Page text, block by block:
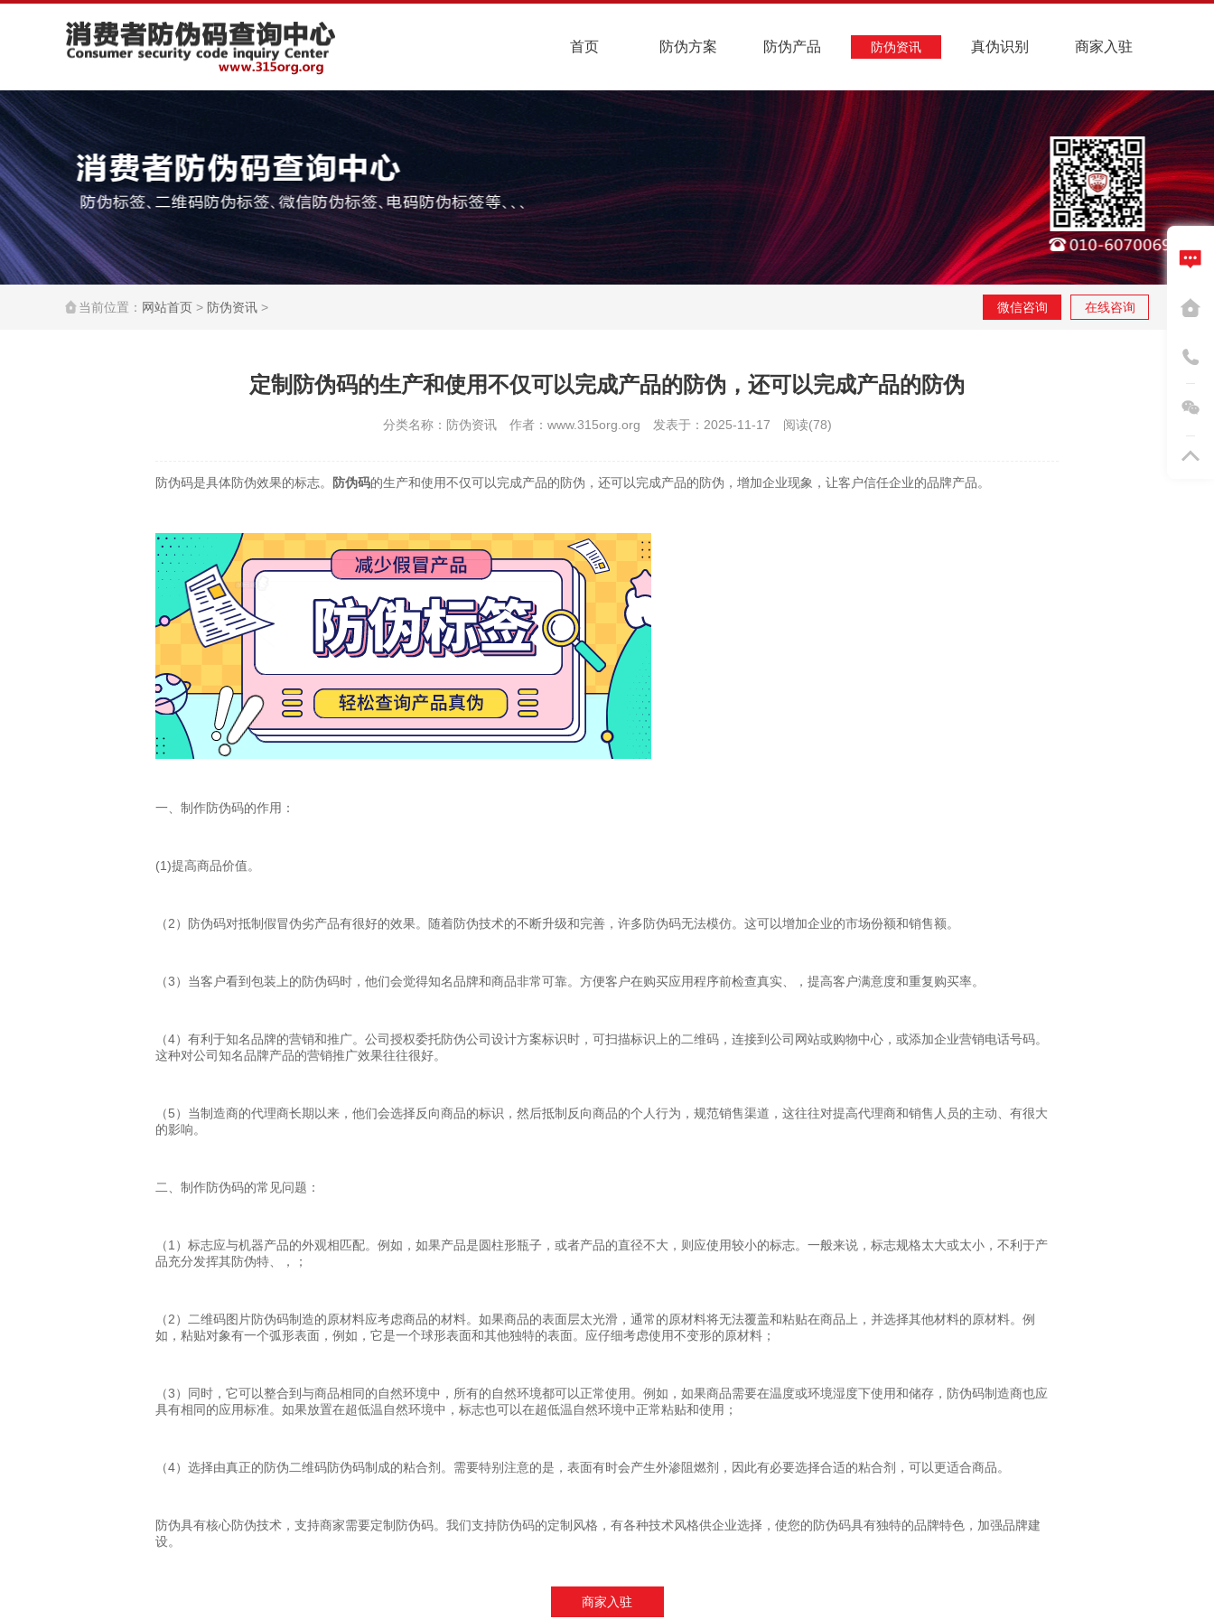
首页 防伪方案 防伪产品 防伪资讯 真伪识别 商家入驻
当前位置： 网站首页 > 防伪资讯 > 微信咨询 在线咨询
定制防伪码的生产和使用不仅可以完成产品的防伪，还可以完成产品的防伪
分类名称：防伪资讯 作者：www.315org.org 发表于：2025-11-17 阅读(78)
防伪码是具体防伪效果的标志。 防伪码的生产和使用不仅可以完成产品的防伪，还可以完成产品的防伪，增加企业现象，让客户信任企业的品牌产品。
一、制作防伪码的作用：
(1)提高商品价值。
（2）防伪码对抵制假冒伪劣产品有很好的效果。随着防伪技术的不断升级和完善，许多防伪码无法模仿。这可以增加企业的市场份额和销售额。
（3）当客户看到包装上的防伪码时，他们会觉得知名品牌和商品非常可靠。方便客户在购买应用程序前检查真实、，提高客户满意度和重复购买率。
（4）有利于知名品牌的营销和推广。公司授权委托防伪公司设计方案标识时，可扫描标识上的二维码，连接到公司网站或购物中心，或添加企业营销电话号码。
这种对公司知名品牌产品的营销推广效果往往很好。
（5）当制造商的代理商长期以来，他们会选择反向商品的标识，然后抵制反向商品的个人行为，规范销售渠道，这往往对提高代理商和销售人员的主动、有很大
的影响。
二、制作防伪码的常见问题：
（1）标志应与机器产品的外观相匹配。例如，如果产品是圆柱形瓶子，或者产品的直径不大，则应使用较小的标志。一般来说，标志规格太大或太小，不利于产
品充分发挥其防伪特、，；
（2）二维码图片防伪码制造的原材料应考虑商品的材料。如果商品的表面层太光滑，通常的原材料将无法覆盖和粘贴在商品上，并选择其他材料的原材料。例
如，粘贴对象有一个弧形表面，例如，它是一个球形表面和其他独特的表面。应仔细考虑使用不变形的原材料；
（3）同时，它可以整合到与商品相同的自然环境中，所有的自然环境都可以正常使用。例如，如果商品需要在温度或环境湿度下使用和储存，防伪码制造商也应
具有相同的应用标准。如果放置在超低温自然环境中，标志也可以在超低温自然环境中正常粘贴和使用；
（4）选择由真正的防伪二维码防伪码制成的粘合剂。需要特别注意的是，表面有时会产生外渗阻燃剂，因此有必要选择合适的粘合剂，可以更适合商品。
防伪具有核心防伪技术，支持商家需要定制防伪码。我们支持防伪码的定制风格，有各种技术风格供企业选择，使您的防伪码具有独特的品牌特色，加强品牌建
设。
商家入驻